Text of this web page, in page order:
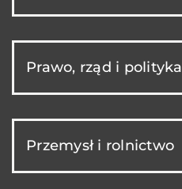
Prawo, rząd i polityka
Przemysł i rolnictwo